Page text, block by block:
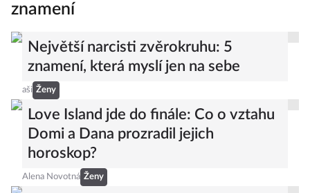
znamení
Největší narcisti zvěrokruhu: 5
znamení, která myslí jen na sebe
aši Ženy
Love Island jde do finále: Co o vztahu
Domi a Dana prozradil jejich
horoskop?
Alena Novotná Ženy